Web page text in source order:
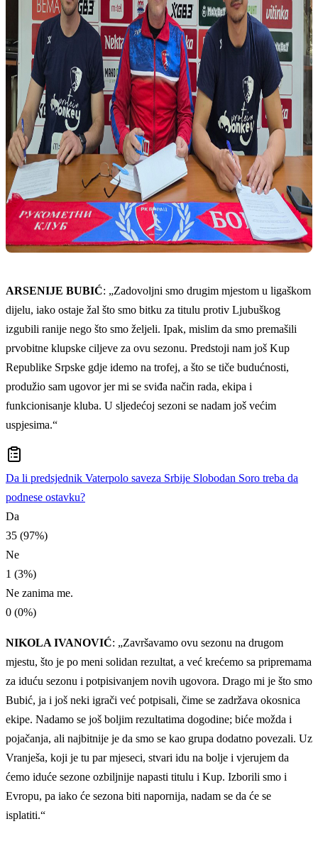
ARSENIJE BUBIĆ: „Zadovoljni smo drugim mjestom u ligaškom
dijelu, iako ostaje žal što smo bitku za titulu protiv Ljubuškog
izgubili ranije nego što smo željeli. Ipak, mislim da smo premašili
prvobitne klupske ciljeve za ovu sezonu. Predstoji nam još Kup
Republike Srpske gdje idemo na trofej, a što se tiče budućnosti,
produžio sam ugovor jer mi se sviđa način rada, ekipa i
funkcionisanje kluba. U sljedećoj sezoni se nadam još većim
uspjesima.“
Da li predsjednik Vaterpolo saveza Srbije Slobodan Soro treba da
podnese ostavku?
Da
35 (97%)
Ne
1 (3%)
Ne zanima me.
0 (0%)
NIKOLA IVANOVIĆ: „Završavamo ovu sezonu na drugom
mjestu, što je po meni solidan rezultat, a već krećemo sa pripremama
za iduću sezonu i potpisivanjem novih ugovora. Drago mi je što smo
Bubić, ja i još neki igrači već potpisali, čime se zadržava okosnica
ekipe. Nadamo se još boljim rezultatima dogodine; biće možda i
pojačanja, ali najbitnije je da smo se kao grupa dodatno povezali. Uz
Vranješa, koji je tu par mjeseci, stvari idu na bolje i vjerujem da
ćemo iduće sezone ozbiljnije napasti titulu i Kup. Izborili smo i
Evropu, pa iako će sezona biti napornija, nadam se da će se
isplatiti.“